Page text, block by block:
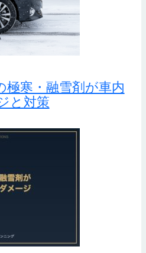
極寒・融雪剤が車内
と対策